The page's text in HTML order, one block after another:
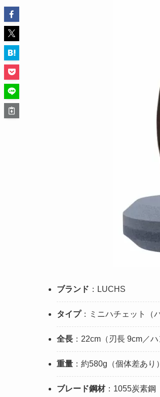
ブランド ：LUCHS
タイプ：ミニハチェット（
全長 ：22cm（刃長 9cm／ハ
重量 ：約580g（個体差あり）
ブレード鋼材：1055炭素鋼